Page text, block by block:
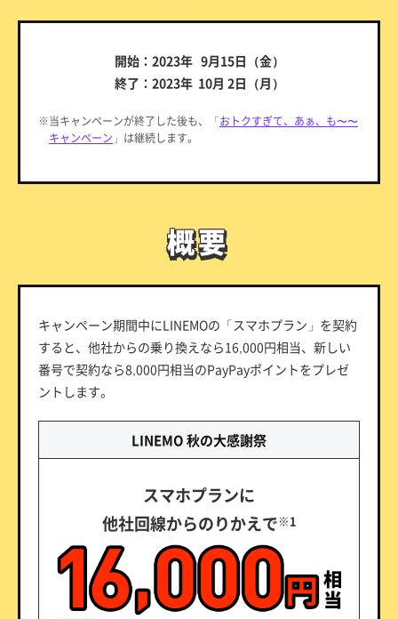
開始：2023年 9月15日（金）
終了：2023年 10月 2日（月）
※当キャンペーンが終了した後も、「おトクすぎて、あぁ、も〜〜
キャンペーン 」は継続します。
概要
概要
キャンペーン期間中にLINEMOの「スマホプラン」を契約
すると、他社からの乗り換えなら16,000円相当、新しい
番号で契約なら8,000円相当のPayPayポイントをプレゼ
ントします。
LINEMO 秋の大感謝祭
スマホプランに
他社回線からのりかえで※1